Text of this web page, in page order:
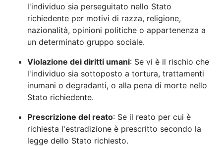
l'individuo sia perseguitato nello Stato
richiedente per motivi di razza, religione,
nazionalità, opinioni politiche o appartenenza a
un determinato gruppo sociale.
Violazione dei diritti umani: Se vi è il rischio che
l'individuo sia sottoposto a tortura, trattamenti
inumani o degradanti, o alla pena di morte nello
Stato richiedente.
Prescrizione del reato: Se il reato per cui è
richiesta l'estradizione è prescritto secondo la
legge dello Stato richiesto.